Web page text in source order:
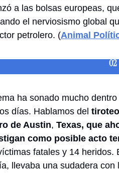
a las bolsas europeas,
el nerviosismo global
petrolero. (Animal
02
ha sonado mucho
días. Hablamos del
de Austin, Texas, que
como posible acto
fatales y 14 heridos.
llevaba una sudadera con